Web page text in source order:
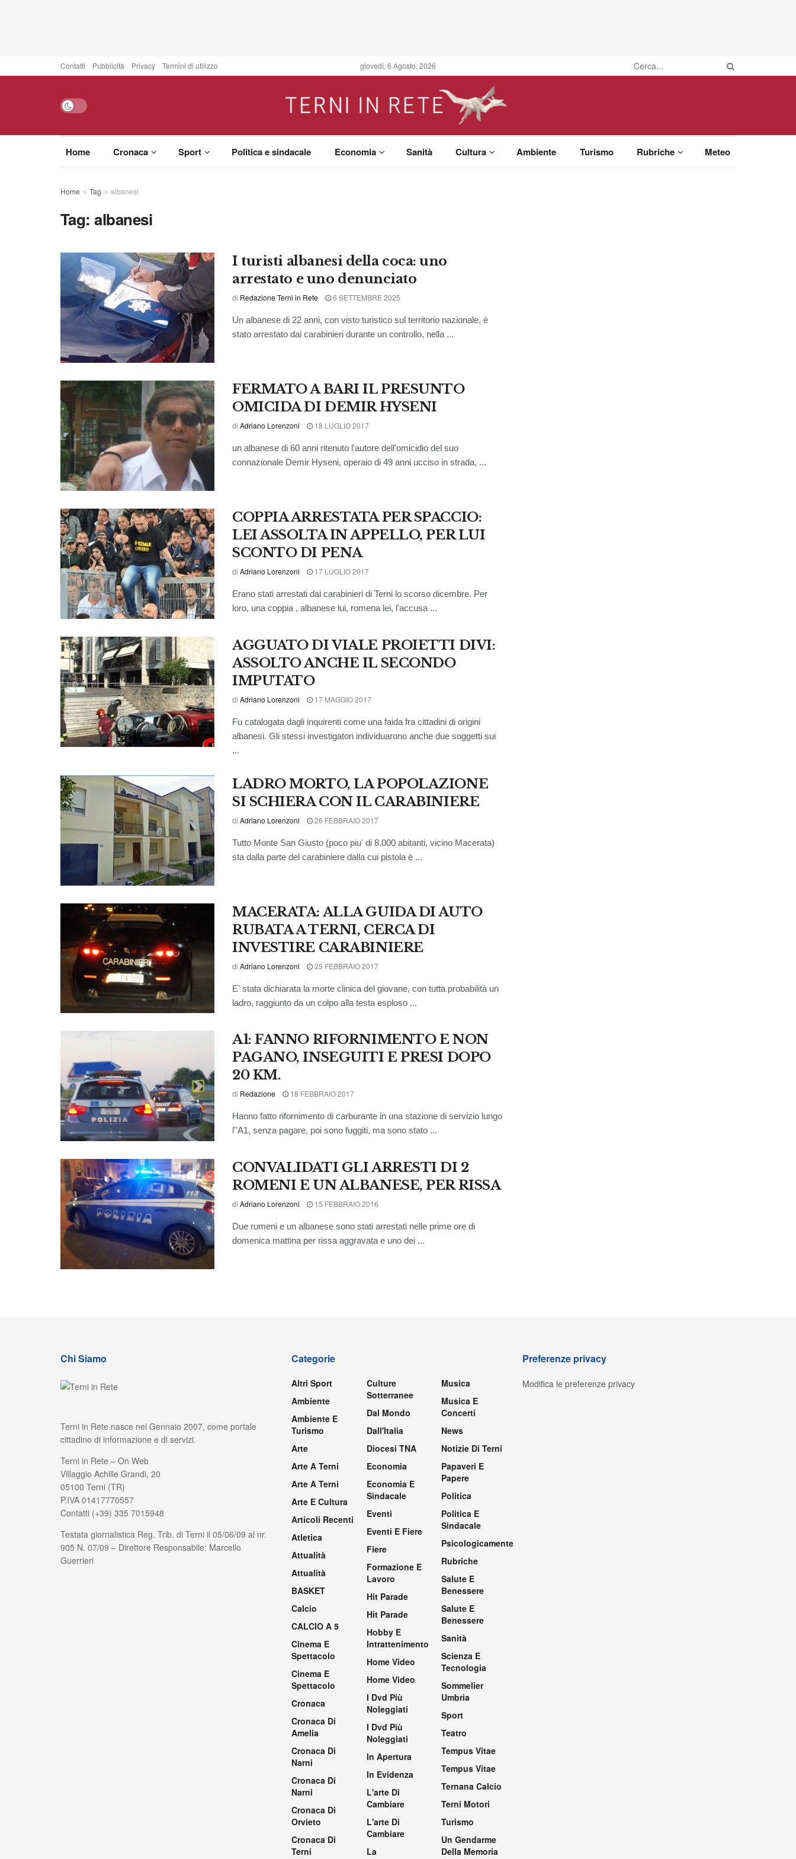
Contatti Pubblicità Privacy Termini di utilizzo giovedì, 6 Agosto, 2026
Home Cronaca Sport Politica e sindacale Economia Sanità Cultura Ambiente Turismo Rubriche Meteo
Home Tag albanesi
Tag:albanesi
I turisti albanesi della coca: uno
arrestato e uno denunciato
di Redazione Terni in Rete 6 SETTEMBRE 2025
Un albanese di 22 anni, con visto turistico sul territorio nazionale, è
stato arrestato dai carabinieri durante un controllo, nella ...
FERMATO A BARI IL PRESUNTO
OMICIDA DI DEMIR HYSENI
di Adriano Lorenzoni 18 LUGLIO 2017
un albanese di 60 anni ritenuto l'autore dell'omicidio del suo
connazionale Demir Hyseni, operaio di 49 anni ucciso in strada, ...
COPPIA ARRESTATA PER SPACCIO:
LEI ASSOLTA IN APPELLO, PER LUI
SCONTO DI PENA
di Adriano Lorenzoni 17 LUGLIO 2017
Erano stati arrestati dai carabinieri di Terni lo scorso dicembre. Per
loro, una coppia , albanese lui, romena lei, l'accusa ...
AGGUATO DI VIALE PROIETTI DIVI:
ASSOLTO ANCHE IL SECONDO
IMPUTATO
di Adriano Lorenzoni 17 MAGGIO 2017
Fu catalogata dagli inquirenti come una faida fra cittadini di origini
albanesi. Gli stessi investigatori individuarono anche due soggetti sui
...
LADRO MORTO, LA POPOLAZIONE
SI SCHIERA CON IL CARABINIERE
di Adriano Lorenzoni 26 FEBBRAIO 2017
Tutto Monte San Giusto (poco piu' di 8.000 abitanti, vicino Macerata)
sta dalla parte del carabiniere dalla cui pistola è ...
MACERATA: ALLA GUIDA DI AUTO
RUBATA A TERNI, CERCA DI
INVESTIRE CARABINIERE
di Adriano Lorenzoni 25 FEBBRAIO 2017
E' stata dichiarata la morte clinica del giovane, con tutta probabilità un
ladro, raggiunto da un colpo alla testa esploso ...
A1: FANNO RIFORNIMENTO E NON
PAGANO, INSEGUITI E PRESI DOPO
20 KM.
di Redazione 18 FEBBRAIO 2017
Hanno fatto rifornimento di carburante in una stazione di servizio lungo
l''A1, senza pagare, poi sono fuggiti, ma sono stato ...
CONVALIDATI GLI ARRESTI DI 2
ROMENI E UN ALBANESE, PER RISSA
di Adriano Lorenzoni 15 FEBBRAIO 2016
Due rumeni e un albanese sono stati arrestati nelle prime ore di
domenica mattina per rissa aggravata e uno dei ...
Chi Siamo
Terni in Rete nasce nel Gennaio 2007, come portale
cittadino di informazione e di servizi.
Terni in Rete – On Web
Villaggio Achille Grandi, 20
05100 Terni (TR)
P.IVA 01417770557
Contatti (+39) 335 7015948
Testata giornalistica Reg. Trib. di Terni il 05/06/09 al nr.
905 N. 07/09 – Direttore Responsabile: Marcello
Guerrieri
Categorie
Altri Sport
Ambiente
Ambiente E
Turismo
Arte
Arte A Terni
Arte A Terni
Arte E Cultura
Articoli Recenti
Atletica
Attualità
Attualità
BASKET
Calcio
CALCIO A 5
Cinema E
Spettacolo
Cinema E
Spettacolo
Cronaca
Cronaca Di
Amelia
Cronaca Di
Narni
Cronaca Di
Narni
Cronaca Di
Orvieto
Cronaca Di
Terni
Culture
Sotterranee
Dal Mondo
Dall'Italia
Diocesi TNA
Economia
Economia E
Sindacale
Eventi
Eventi E Fiere
Fiere
Formazione E
Lavoro
Hit Parade
Hit Parade
Hobby E
Intrattenimento
Home Video
Home Video
I Dvd Più
Noleggiati
I Dvd Più
Noleggiati
In Apertura
In Evidenza
L'arte Di
Cambiare
L'arte Di
Cambiare
La
Musica
Musica E
Concerti
News
Notizie Di Terni
Papaveri E
Papere
Politica
Politica E
Sindacale
Psicologicamente
Rubriche
Salute E
Benessere
Salute E
Benessere
Sanità
Scienza E
Tecnologia
Sommelier
Umbria
Sport
Teatro
Tempus Vitae
Tempus Vitae
Ternana Calcio
Terni Motori
Turismo
Un Gendarme
Della Memoria
Preferenze privacy
Modifica le preferenze privacy